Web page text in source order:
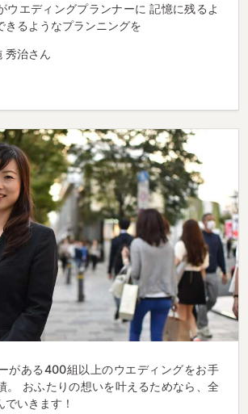
ウエディングプランナーに 記憶に残るよ
きるようなプランニングを
秀治さん
がある400組以上のウエディングをお手
。 おふたりの想いを叶えるためなら、全
いきます！